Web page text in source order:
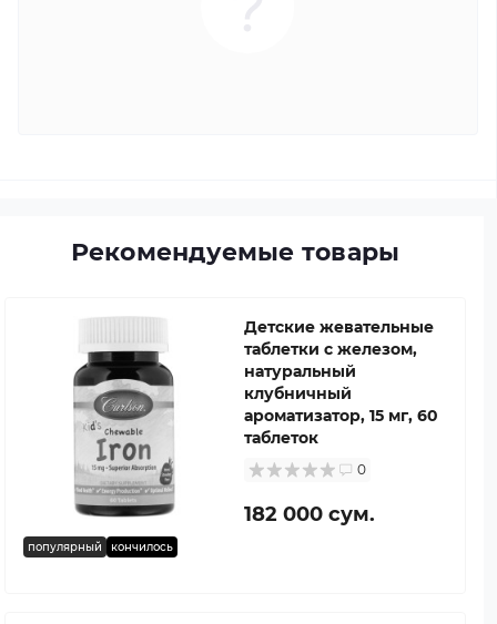
Рекомендуемые товары
популярный кончилось
Детские жевательные
таблетки с железом,
натуральный
клубничный
ароматизатор, 15 мг, 60
таблеток
0
182 000 сум.